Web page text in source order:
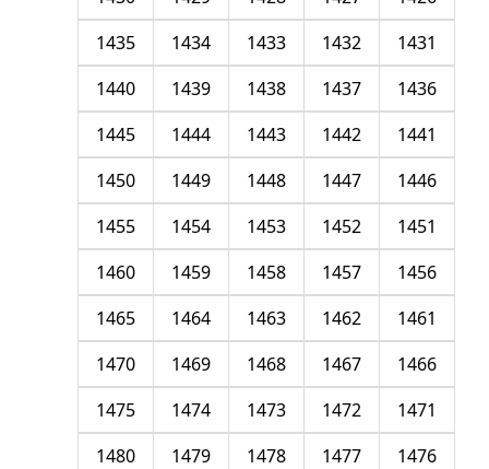
1431
1432
1433
1434
1435
1436
1437
1438
1439
1440
1441
1442
1443
1444
1445
1446
1447
1448
1449
1450
1451
1452
1453
1454
1455
1456
1457
1458
1459
1460
1461
1462
1463
1464
1465
1466
1467
1468
1469
1470
1471
1472
1473
1474
1475
1476
1477
1478
1479
1480